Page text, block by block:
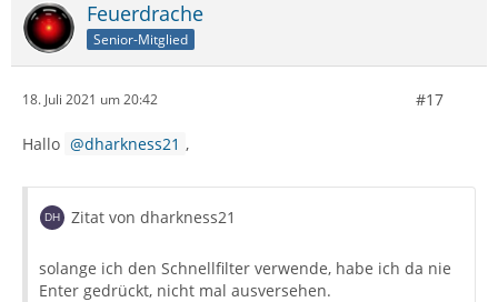
Feuerdrache
Senior-Mitglied
18. Juli 2021 um 20:42 #17
Hallo dharkness21 ,
Zitat von dharkness21
solange ich den Schnellfilter verwende, habe ich da nie
Enter gedrückt, nicht mal ausversehen.